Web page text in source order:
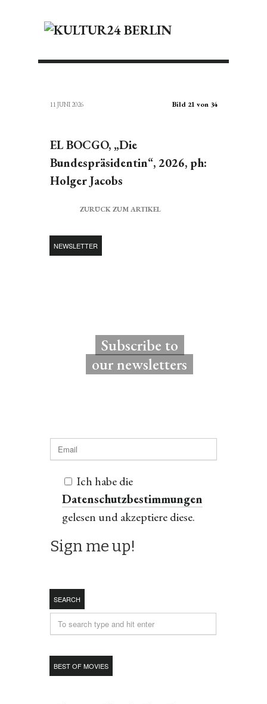
11 JUNI 2026 Bild 21 von 34
EL BOCGO, „Die
Bundespräsidentin“, 2026, ph:
Holger Jacobs
ZURÜCK ZUM ARTIKEL
NEWSLETTER
Subscribe to
our newsletters
Ich habe die
Datenschutzbestimmungen
gelesen und akzeptiere diese.
SEARCH
BEST OF MOVIES